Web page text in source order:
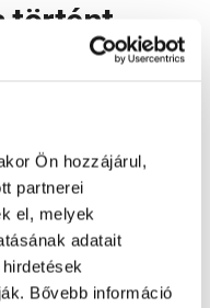
Ön hozzájárul,
partnerei
el, melyek
adatait
Bővebb információ
történt